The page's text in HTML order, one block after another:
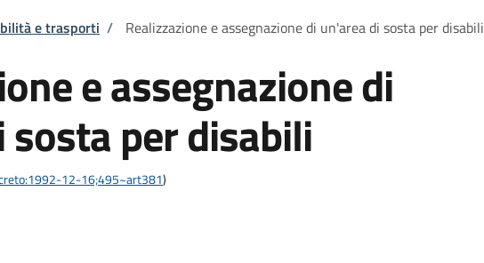
e trasporti / Realizzazione e assegnazione di un'area di sosta per disabili
e assegnazione di
per disabili
12-16;495~art381)